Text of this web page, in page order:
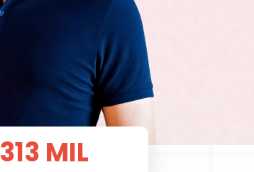
313 MIL